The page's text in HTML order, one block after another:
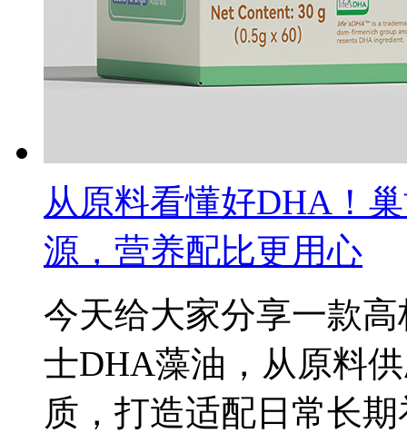
从原料看懂好DHA！
源，营养配比更用心
今天给大家分享一款
士DHA藻油，从原料
质，打造适配日常长